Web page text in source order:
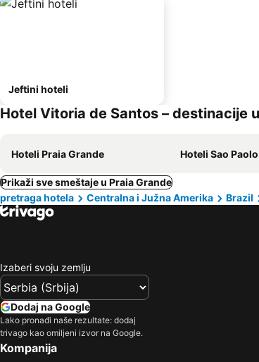
Jeftini hoteli
Hotel Vitoria de Santos – destinacije
Hoteli Praia Grande Hoteli Sao Paolo
Prikaži sve smeštaje u Praia Grande
pretraga hotela
Centralna i Južna Amerika Brazil
Izaberi svoju zemlju
Dodaj na Google
Lako pronađi naše rezultate: dodaj
trivago kao omiljeni izvor na Google.
Kompanija